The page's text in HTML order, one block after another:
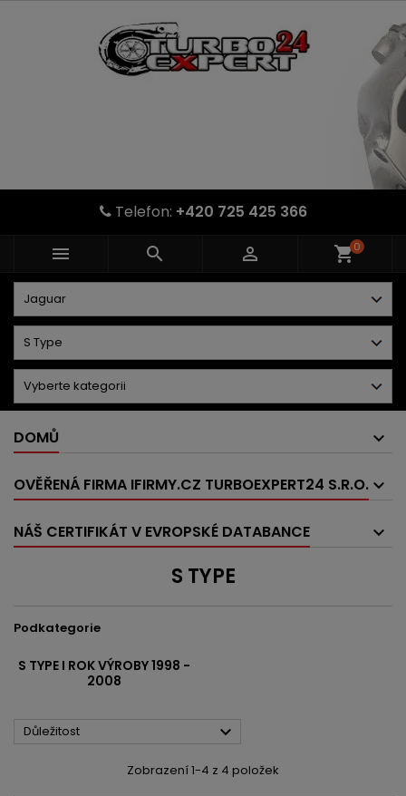
Telefon: +420 725 425 366
   shopping_cart0
DOMŮ
OVĚŘENÁ FIRMA IFIRMY.CZ TURBOEXPERT24 S.R.O.
NÁŠ CERTIFIKÁT V EVROPSKÉ DATABANCE
S TYPE
Podkategorie
S TYPE I ROK VÝROBY 1998 -
2008
Důležitost 
Zobrazení 1-4 z 4 položek